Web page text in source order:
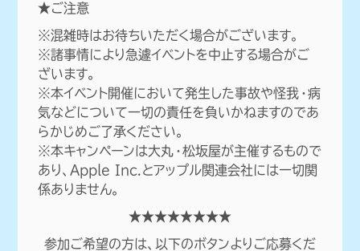
じゅぎょう
放課後のおたのしみ
入学について
★ご注意
※混雑時はお待ちいただく場合がございます。
※諸事情により急遽イベントを中止する場合がご
ざいます。
※本イベント開催において発生した事故や怪我・病
気などについて一切の責任を負いかねますのであ
らかじめご了承ください。
※本キャンペーンは大丸・松坂屋が主催するもので
あり、Apple Inc.とアップル関連会社には一切関
係ありません。
★★★★★★★★
参加ご希望の方は、以下のボタンよりご応募くだ